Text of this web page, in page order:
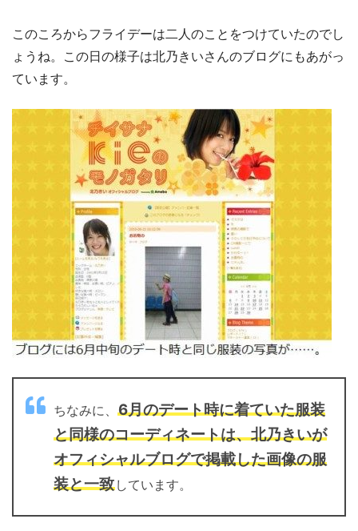
このころからフライデーは二人のことをつけていたのでし
ょうね。この日の様子は北乃きいさんのブログにもあがっ
ています。
ちなみに、 6月のデート時に着ていた服装
と同様のコーディネートは、北乃きいが
オフィシャルブログで掲載した画像の服
装と一致 しています。